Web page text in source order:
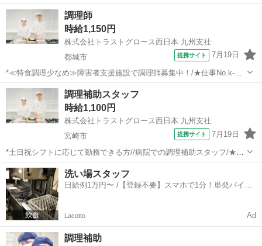
No.kp-230376* 【資格・経験】 資格：調理師 経験：必須 【お仕事内
容】 *ポイント ・有資格・経験者の方、限定のお仕事です！ ・シフト
に応じ...
宮崎 宮崎市 キッチン
調理師
時給1,150円
株式会社トラストグロース西日本 九州支社
都城市
提携サイト 7月19日
*≪特食調理少なめ≫障害者支援施設で調理師募集中！/★仕事No.k-
230377* 【資格・経験】 資格：調理師 経験：必須 【お仕事内容】 *ポ
イント ・有資格・経験者の方、限定のお仕事です！ ・シフトに応じて
勤務でき...
宮崎 都城市 キッチン
調理補助スタッフ
時給1,100円
株式会社トラストグロース西日本 九州支社
宮崎市
提携サイト 7月19日
*土日祝シフトに応じて勤務できる方//病院での調理補助スタッフ/★仕
事No.kp-230375* 【資格・経験】 資格：不問 経験：必須 【お仕事内
容】 *ポイント ・経験者であれば無資格からスタート可能なお仕事で
す！ ...
宮崎 宮崎市 キッチン
洗い場スタッフ
日給例1万円〜 /【登録不要】スマホで1分！単発バイト
Lacotto Ad
調理補助